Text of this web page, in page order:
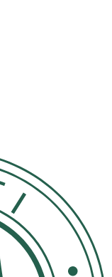
Använd innan
Citrus aurantium
Heptyl
Anhydroxylitol,
aurantium flower
B3), Lactic
Geraniol**,